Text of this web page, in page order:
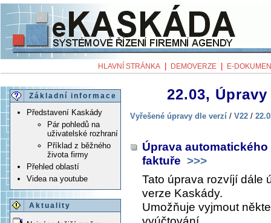
HLAVNÍ STRÁNKA DEMOVERZE E-
Základní informace
Představení Kaskády
Pár pohledů na
uživatelské rozhraní
Příklad z běžného
života firmy
Přehled oblastí
Videa na youtube
Aktuality
22.03,
Vyřešené úpravy dle verzí / V22 /
Úprava
faktuře >>>
Tato úprava rozvíjí dále
verze Kaskády.
Umožňuje vyjmout